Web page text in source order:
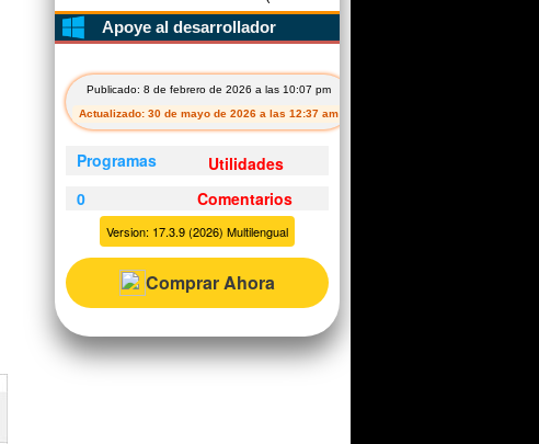
Apoye al desarrollador
Publicado: 8 de febrero de 2026 a las 10:07 pm
Actualizado: 30 de mayo de 2026 a las 12:37 am
Programas
Utilidades
0
Comentarios
Version: 17.3.9 (2026) Multilengual
Comprar Ahora